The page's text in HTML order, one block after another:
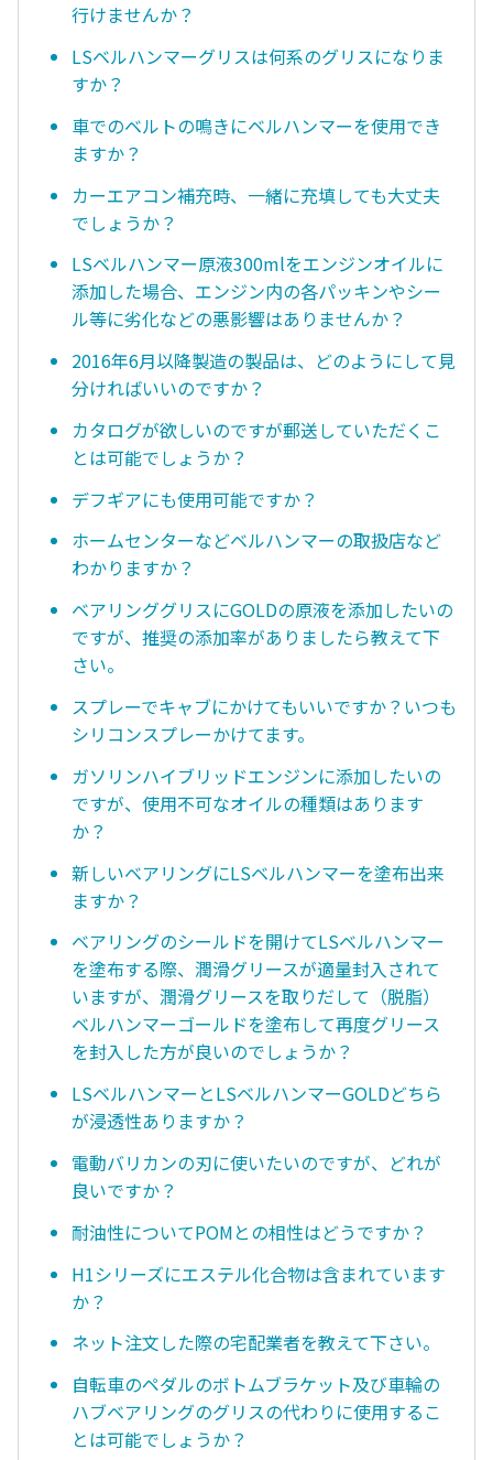
行けませんか？
LSベルハンマーグリスは何系のグリスになりま
すか？
車でのベルトの鳴きにベルハンマーを使用でき
ますか？
カーエアコン補充時、一緒に充填しても大丈夫
でしょうか？
LSベルハンマー原液300mlをエンジンオイルに
添加した場合、エンジン内の各パッキンやシー
ル等に劣化などの悪影響はありませんか？
2016年6月以降製造の製品は、どのようにして見
分ければいいのですか？
カタログが欲しいのですが郵送していただくこ
とは可能でしょうか？
デフギアにも使用可能ですか？
ホームセンターなどベルハンマーの取扱店など
わかりますか？
ベアリンググリスにGOLDの原液を添加したいの
ですが、推奨の添加率がありましたら教えて下
さい。
スプレーでキャブにかけてもいいですか？いつも
シリコンスプレーかけてます。
ガソリンハイブリッドエンジンに添加したいの
ですが、使用不可なオイルの種類はあります
か？
新しいベアリングにLSベルハンマーを塗布出来
ますか？
ベアリングのシールドを開けてLSベルハンマー
を塗布する際、潤滑グリースが適量封入されて
いますが、潤滑グリースを取りだして（脱脂）
ベルハンマーゴールドを塗布して再度グリース
を封入した方が良いのでしょうか？
LSベルハンマーとLSベルハンマーGOLDどちら
が浸透性ありますか？
電動バリカンの刃に使いたいのですが、どれが
良いですか？
耐油性についてPOMとの相性はどうですか？
H1シリーズにエステル化合物は含まれています
か？
ネット注文した際の宅配業者を教えて下さい。
自転車のペダルのボトムブラケット及び車輪の
ハブベアリングのグリスの代わりに使用するこ
とは可能でしょうか？